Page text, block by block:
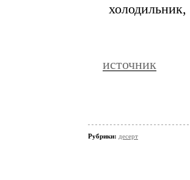
источник
Рубрики: десерт